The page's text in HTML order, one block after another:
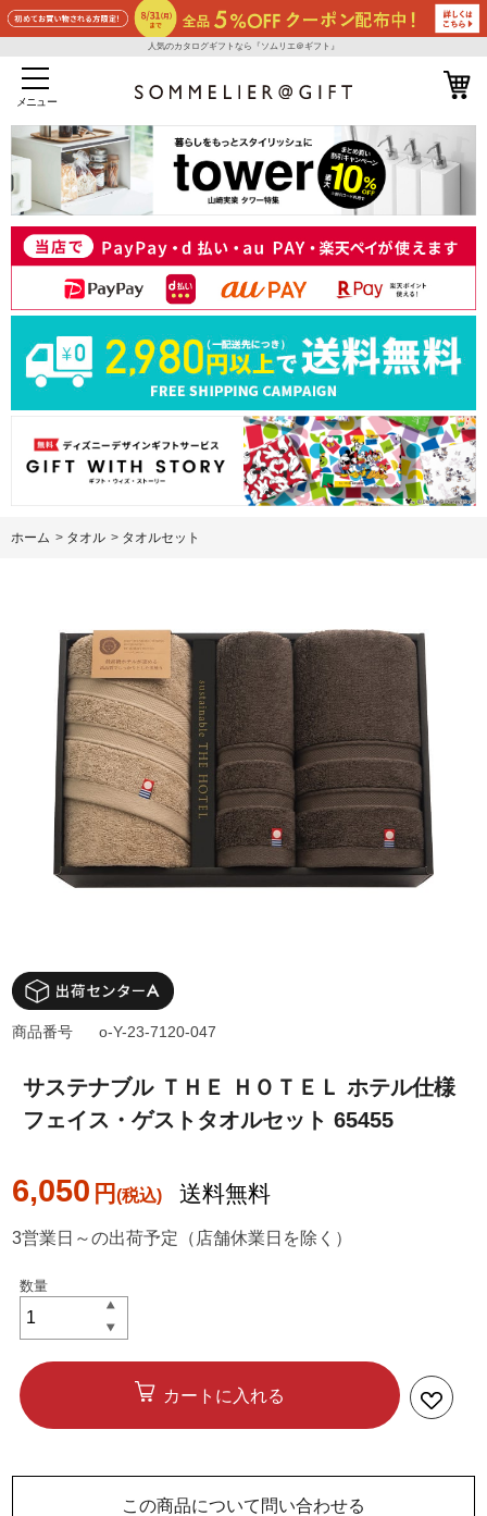
人気のカタログギフトなら『ソムリエ＠ギフト』
メニュー
ホーム > タオル > タオルセット
サステナブル ＴＨＥ ＨＯＴＥＬ ホテル仕様
フェイス・ゲストタオルセット 65455
6,050 円 送料無料
商品番号 o-Y-23-7120-047
3営業日～の出荷予定（店舗休業日を除く）
カートに入れる
この商品について問い合わせる